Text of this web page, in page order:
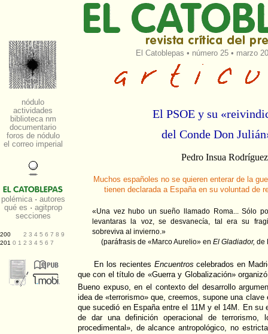
El Catoblepas • número 25• marzo
El PSOE y su
del Conde Don
Pedro Insua Rodríguez
Muchos españoles no se quieren enterar de la
tienen declarada a España en su voluntad de
«Una vez hubo un sueño llamado Roma... Sólo
levantaras la voz, se desvanecía, tal era su
sobreviva al invierno.»
(paráfrasis de «Marco Aurelio» en El Gladiador, de
En los recientes Encuentros celebrados en
que con el título de «Guerra y Globalización»
Bueno expuso, en el contexto del desarrollo
idea de «terrorismo» que, creemos, supone una
que sucedió en España entre el 11M y el 14M. En su
de dar una definición operacional de terrorismo,
procedimental», de alcance antropológico, no